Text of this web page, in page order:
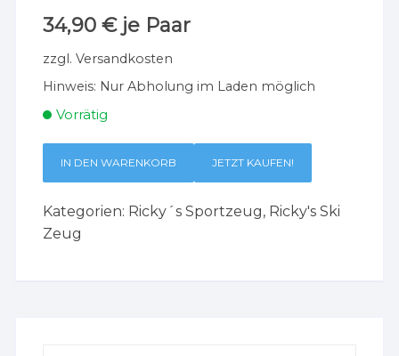
34,90€ je Paar
zzgl.Versandkosten
Hinweis: Nur Abholung im Laden möglich
Vorrätig
IN DEN WARENKORB JETZT KAUFEN!
Kategorien: Ricky´s Sportzeug, Ricky's Ski
Zeug